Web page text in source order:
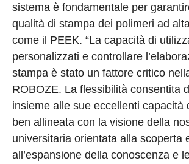
sistema è fondamentale per
qualità di stampa dei polimeri ad
come il PEEK. “La capacità di
personalizzati e controllare
stampa è stato un fattore critico
ROBOZE. La flessibilità consentita
insieme alle sue eccellenti capacità
ben allineata con la visione della
universitaria orientata alla scoperta
all’espansione della conoscenza e